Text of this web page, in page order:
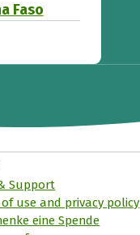
Faso
Support
of use and privacy policy
eine Spende